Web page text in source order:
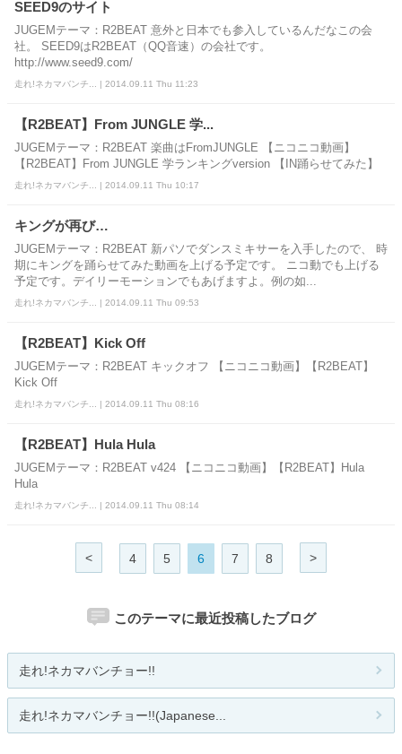
SEED9のサイト
JUGEMテーマ：R2BEAT 意外と日本でも参入しているんだなこの会
社。 SEED9はR2BEAT（QQ音速）の会社です。
http://www.seed9.com/
走れ!ネカマバンチ... | 2014.09.11 Thu 11:23
【R2BEAT】From JUNGLE 学...
JUGEMテーマ：R2BEAT 楽曲はFromJUNGLE 【ニコニコ動画】
【R2BEAT】From JUNGLE 学ランキングversion 【IN踊らせてみた】
走れ!ネカマバンチ... | 2014.09.11 Thu 10:17
キングが再び…
JUGEMテーマ：R2BEAT 新パソでダンスミキサーを入手したので、 時
期にキングを踊らせてみた動画を上げる予定です。 ニコ動でも上げる
予定です。デイリーモーションでもあげますよ。例の如...
走れ!ネカマバンチ... | 2014.09.11 Thu 09:53
【R2BEAT】Kick Off
JUGEMテーマ：R2BEAT キックオフ 【ニコニコ動画】【R2BEAT】
Kick Off
走れ!ネカマバンチ... | 2014.09.11 Thu 08:16
【R2BEAT】Hula Hula
JUGEMテーマ：R2BEAT v424 【ニコニコ動画】【R2BEAT】Hula
Hula
走れ!ネカマバンチ... | 2014.09.11 Thu 08:14
< 4 5 6 7 8 >
このテーマに最近投稿したブログ
走れ!ネカマバンチョー!!
走れ!ネカマバンチョー!!(Japanese...